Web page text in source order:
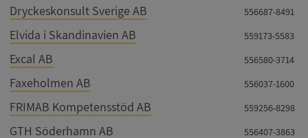
Dryckeskonsult Sverige AB 556687-8491
Elvida i Skandinavien AB 559173-5583
Excal AB 556580-3714
Faxeholmen AB 556037-1600
FRIMAB Kompetensstöd AB 559256-8298
GTH Söderhamn AB 556407-3863